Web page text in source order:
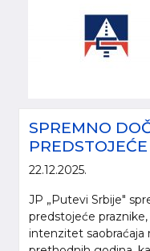
SPREMNO
22.12.2025.
JP „Putevi Srbije"
predstojeće
intenzitet saobraćaja